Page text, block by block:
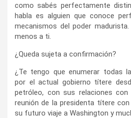
como sabés perfectamente
habla es alguien que conoce
mecanismos del poder
menos a ti.
¿Queda sujeta a confirmación?
¿Te tengo que enumerar todas
por el actual gobierno títere
petróleo, con sus relaciones
reunión de la presidenta títere
su futuro viaje a Washington y